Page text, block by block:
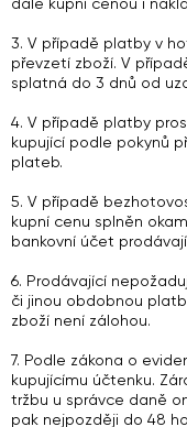
3. V případě platby v
převzetí zboží. V
splatná do 3 dnů od
4. V případě platby
kupující podle pokynů
plateb.
5. V případě
kupní cenu splněn
bankovní účet
6. Prodávající
či jinou obdobnou
zboží není zálohou.
7. Podle zákona o
kupujícímu účtenku.
tržbu u správce daně
pak nejpozději do 48